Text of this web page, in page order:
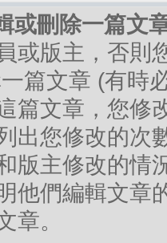
或刪除一篇文
或版主，否則
篇文章 (有時
篇文章，您修
出您修改的次
版主修改的情
他們編輯文章
章。